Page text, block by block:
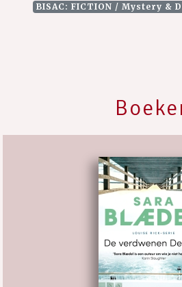
BISAC: FICTION / Mystery &